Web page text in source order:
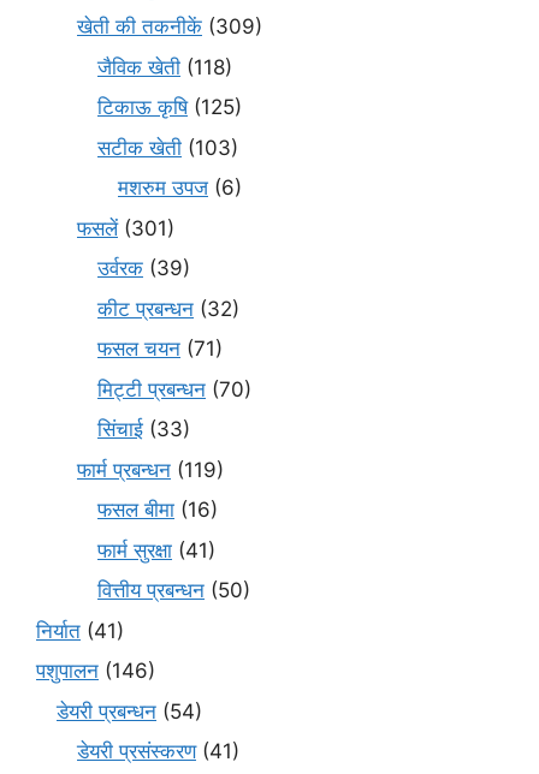
खेती की तकनीकें (309)
जैविक खेती (118)
टिकाऊ कृषि(125)
सटीक खेती (103)
मशरुम उपज (6)
फसलें(301)
उर्वरक (39)
कीट प्रबन्धन (32)
फसल चयन (71)
मि‌ट्टी प्रबन्धन (70)
सिंचाई (33)
फार्म प्रबन्धन (119)
फसल बीमा (16)
फार्म सुरक्षा (41)
वित्तीय प्रबन्धन (50)
निर्यात (41)
पशुपालन (146)
डेयरी प्रबन्धन (54)
डेयरी प्रसंस्करण(41)